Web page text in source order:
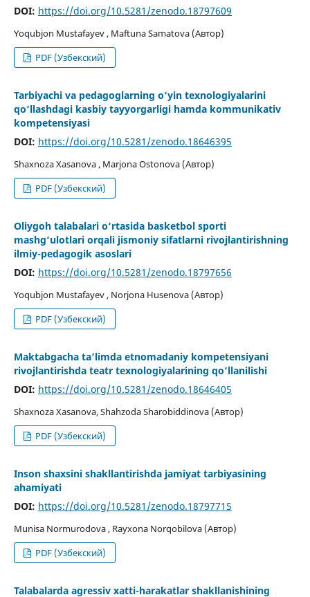
DOI: https://doi.org/10.5281/zenodo.18797609
Yoqubjon Mustafayev , Maftuna Samatova (Автор)
PDF (Узбекский)
Tarbiyachi va pedagoglarning o‘yin texnologiyalarini
qo‘llashdagi kasbiy tayyorgarligi hamda kommunikativ
kompetensiyasi
DOI: https://doi.org/10.5281/zenodo.18646395
Shaxnoza Xasanova , Marjona Ostonova (Автор)
PDF (Узбекский)
Oliygoh talabalari o‘rtasida basketbol sporti
mashg‘ulotlari orqali jismoniy sifatlarni rivojlantirishning
ilmiy-pedagogik asoslari
DOI: https://doi.org/10.5281/zenodo.18797656
Yoqubjon Mustafayev , Norjona Husenova (Автор)
PDF (Узбекский)
Maktabgacha ta’limda etnomadaniy kompetensiyani
rivojlantirishda teatr texnologiyalarining qo‘llanilishi
DOI: https://doi.org/10.5281/zenodo.18646405
Shaxnoza Xasanova, Shahzoda Sharobiddinova (Автор)
PDF (Узбекский)
Inson shaxsini shakllantirishda jamiyat tarbiyasining
ahamiyati
DOI: https://doi.org/10.5281/zenodo.18797715
Munisa Normurodova , Rayxona Norqobilova (Автор)
PDF (Узбекский)
Talabalarda agressiv xatti-harakatlar shakllanishining